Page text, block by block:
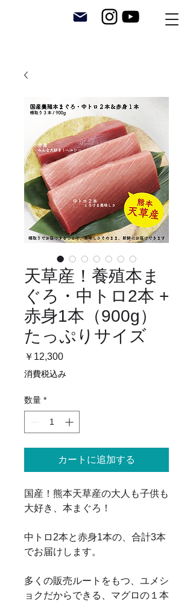
天草産！養殖本ま
ぐろ・中トロ2本 +
赤身1本（900g）
たっぷりサイズ
￥12,300価
格
消費税込み
数量 *
カートに追加する
国産！熊本天草産の大人も子供も
大好き、本まぐろ！
中トロ2本と赤身1本の、合計3本
でお届けします。
多くの販売ルートをもつ、ユメシ
ョクだからできる、マグロの１本